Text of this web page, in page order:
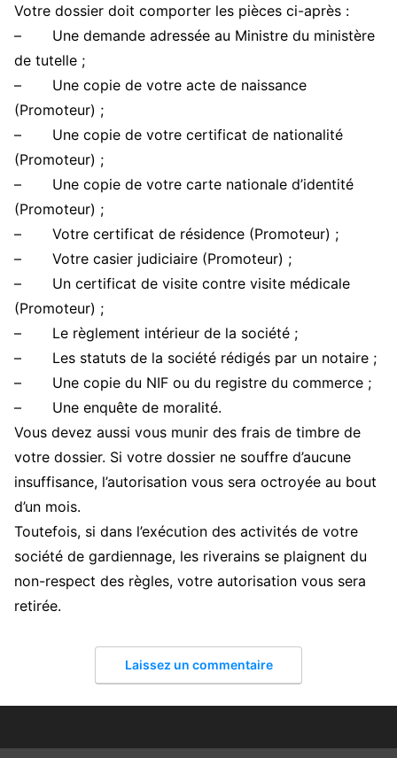
Votre dossier doit comporter les pièces ci-après :
– Une demande adressée au Ministre du ministère
de tutelle ;
– Une copie de votre acte de naissance
(Promoteur) ;
– Une copie de votre certificat de nationalité
(Promoteur) ;
– Une copie de votre carte nationale d’identité
(Promoteur) ;
– Votre certificat de résidence (Promoteur) ;
– Votre casier judiciaire (Promoteur) ;
– Un certificat de visite contre visite médicale
(Promoteur) ;
– Le règlement intérieur de la société ;
– Les statuts de la société rédigés par un notaire ;
– Une copie du NIF ou du registre du commerce ;
– Une enquête de moralité.
Vous devez aussi vous munir des frais de timbre de
votre dossier. Si votre dossier ne souffre d’aucune
insuffisance, l’autorisation vous sera octroyée au bout
d’un mois.
Toutefois, si dans l’exécution des activités de votre
société de gardiennage, les riverains se plaignent du
non-respect des règles, votre autorisation vous sera
retirée.
Laissez un commentaire